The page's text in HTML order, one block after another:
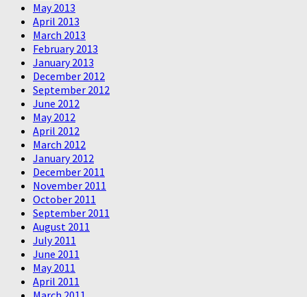
May 2013
April 2013
March 2013
February 2013
January 2013
December 2012
September 2012
June 2012
May 2012
April 2012
March 2012
January 2012
December 2011
November 2011
October 2011
September 2011
August 2011
July 2011
June 2011
May 2011
April 2011